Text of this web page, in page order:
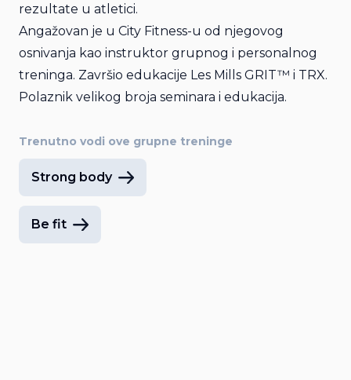
rezultate u atletici.
Angažovan je u City Fitness-u od njegovog
osnivanja kao instruktor grupnog i personalnog
treninga. Završio edukacije Les Mills GRIT™ i TRX.
Polaznik velikog broja seminara i edukacija.
Trenutno vodi ove grupne treninge
Strong body
Be fit